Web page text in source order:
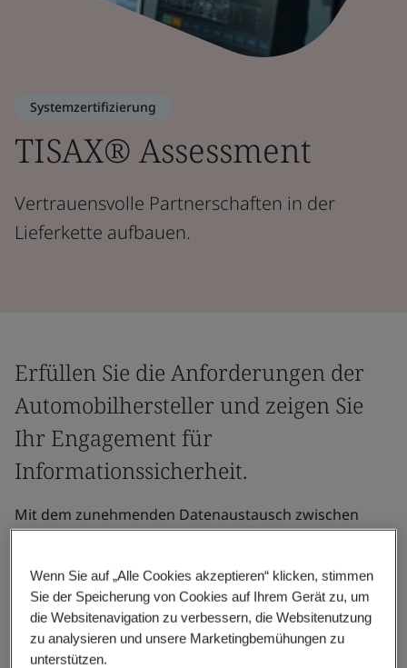
Systemzertifizierung
TISAX® Assessment
Vertrauensvolle Partnerschaften in der
Lieferkette aufbauen.
Erfüllen Sie die Anforderungen der
Automobilhersteller und zeigen Sie
Ihr Engagement für
Informationssicherheit.
Mit dem zunehmenden Datenaustausch zwischen
entscheidend für die Integrität der globalen
Lieferketten der Automobilindustrie.
TISAX® – das Trusted Information Security Assessment
Exchange-Scheme – basiert auf der internationalen
Wenn Sie auf „Alle Cookies akzeptieren“ klicken, stimmen
Sie der Speicherung von Cookies auf Ihrem Gerät zu, um
die Websitenavigation zu verbessern, die Websitenutzung
zu analysieren und unsere Marketingbemühungen zu
unterstützen.